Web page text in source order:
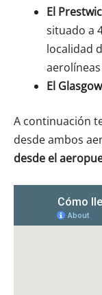
El
situado a
localidad
El
A continuación
desde ambos
desde el